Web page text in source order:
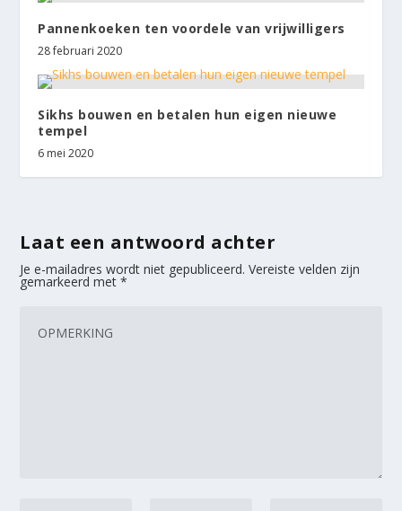
Pannenkoeken ten voordele van vrijwilligers
28 februari 2020
Sikhs bouwen en betalen hun eigen nieuwe
tempel
6 mei 2020
Laat een antwoord achter
Je e-mailadres wordt niet gepubliceerd. Vereiste velden zijn
gemarkeerd met*